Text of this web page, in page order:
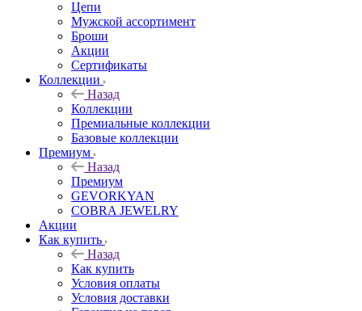
Цепи
Мужской ассортимент
Броши
Акции
Сертификаты
Коллекции
Назад
Коллекции
Премиальные коллекции
Базовые коллекции
Премиум
Назад
Премиум
GEVORKYAN
COBRA JEWELRY
Акции
Как купить
Назад
Как купить
Условия оплаты
Условия доставки